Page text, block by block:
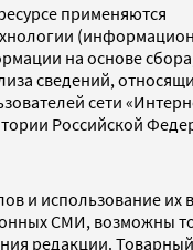
применяются
на основе
сведений,
сети
Российской
и использование
СМИ, возможны
редакции.